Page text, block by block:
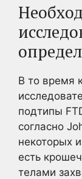
В то время
подтипы
согласно
некоторых
есть
телами